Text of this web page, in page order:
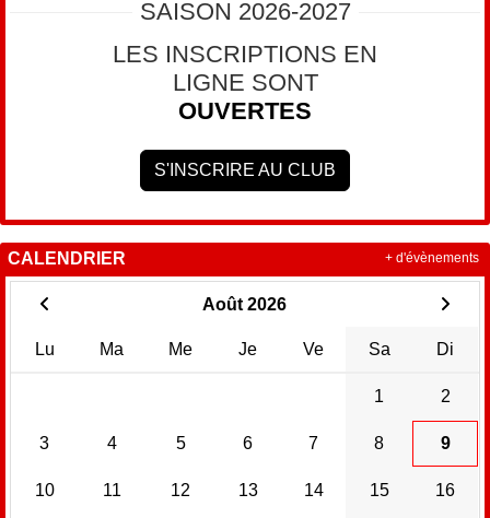
SAISON 2026-2027
LES INSCRIPTIONS EN
LIGNE SONT
OUVERTES
S'INSCRIRE AU CLUB
CALENDRIER
Août 2026
Lu Ma Me Je Ve Sa Di
1 2
3 4 5 6 7 8 9
10 11 12 13 14 15 16
+ d'évènements